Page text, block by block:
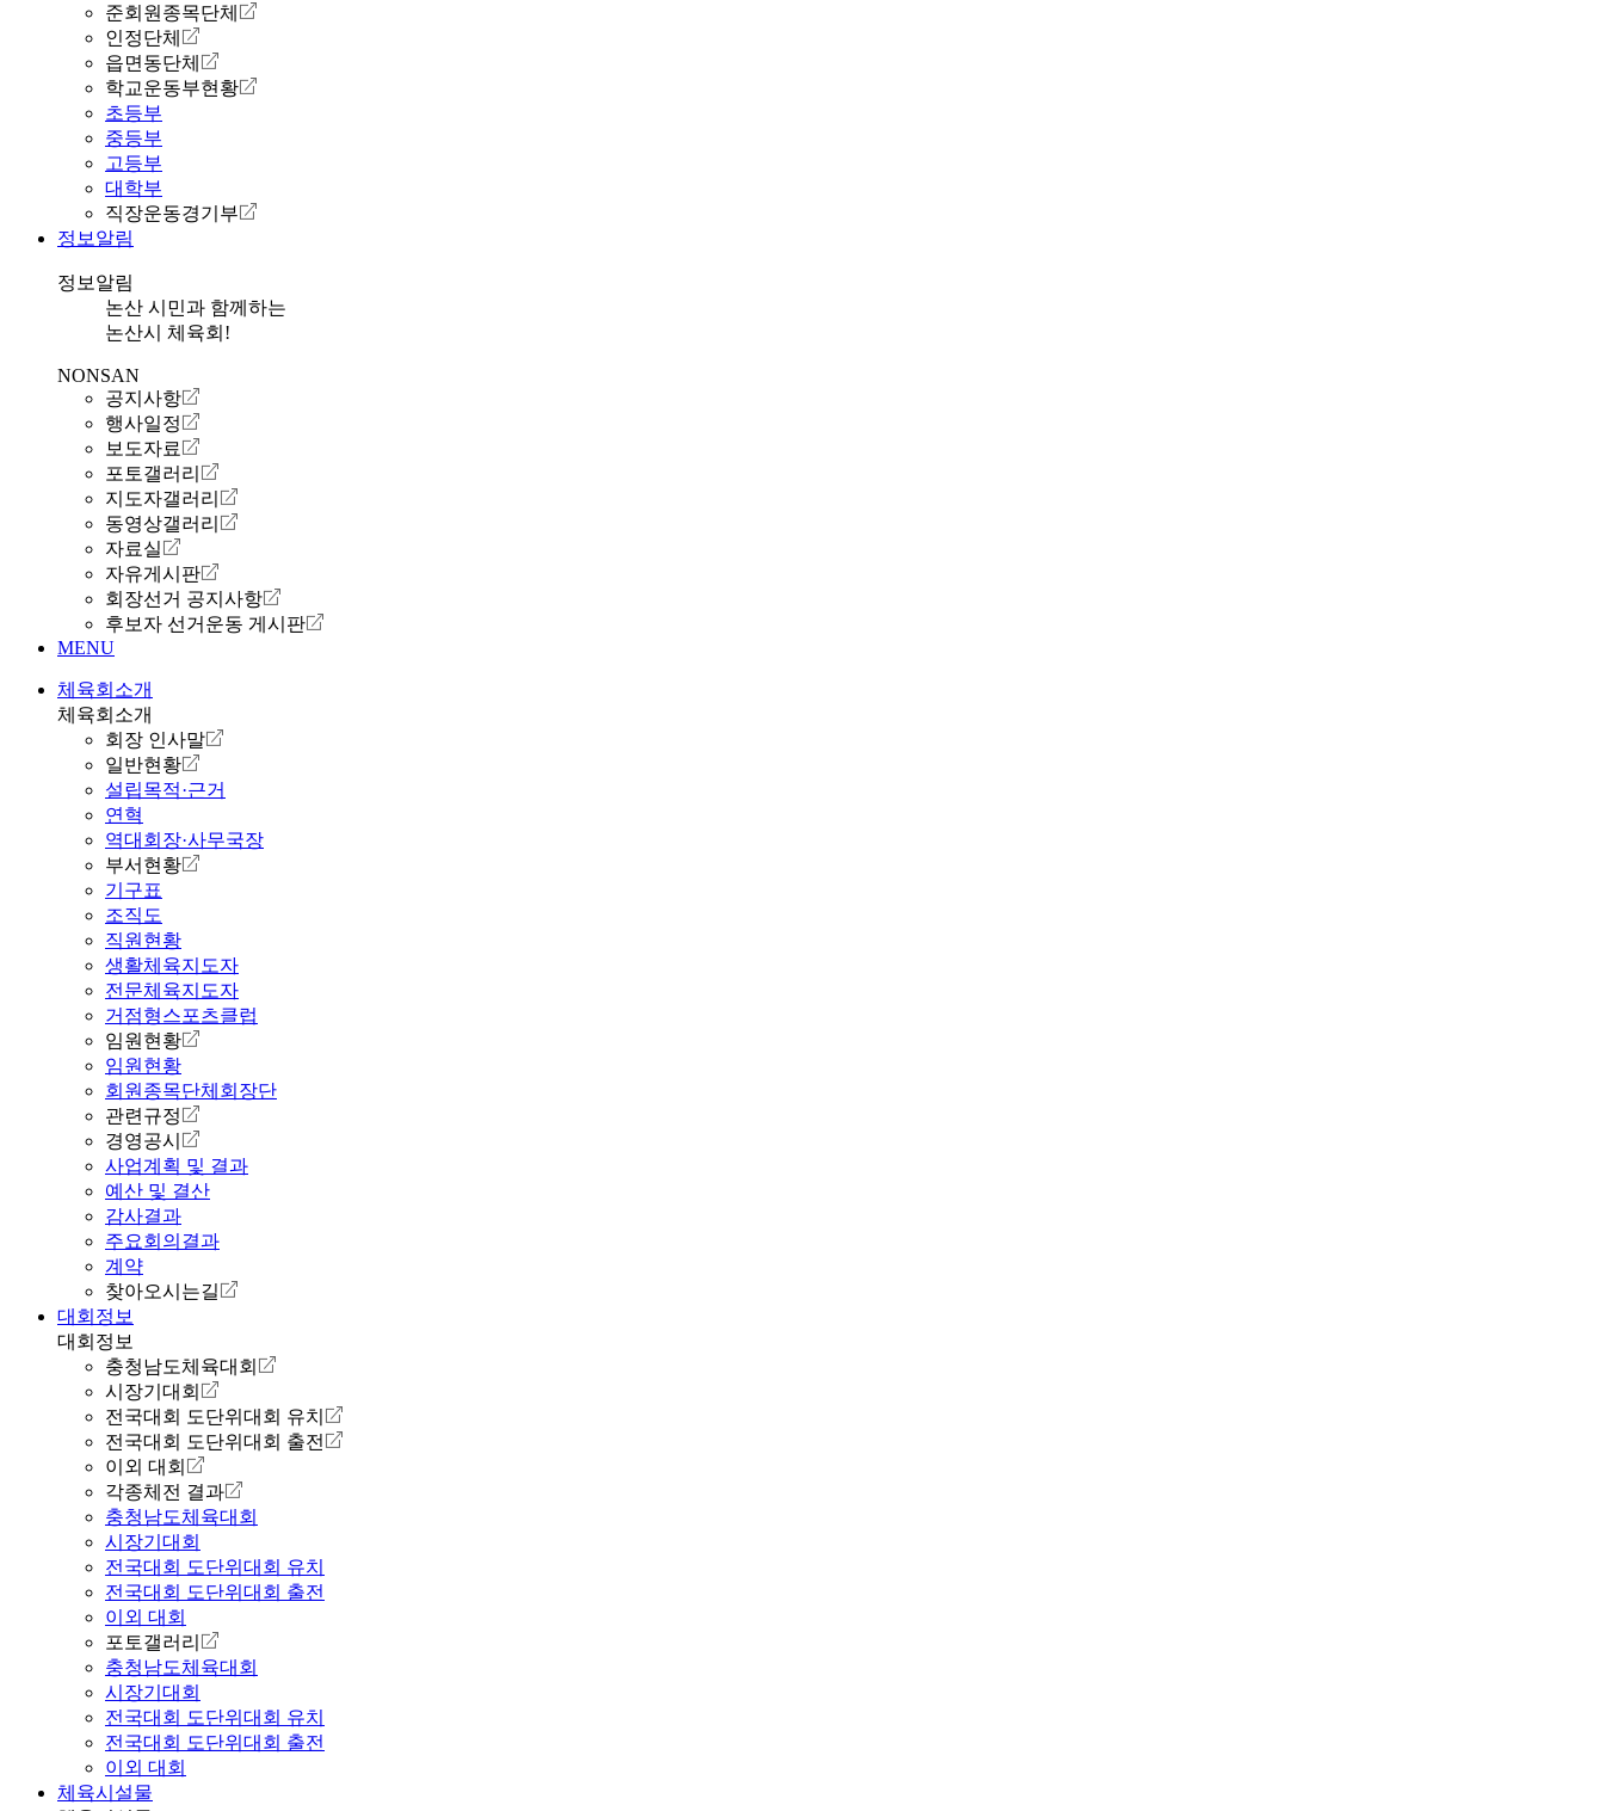
준회원종목단체
인정단체
읍면동단체
학교운동부현황
초등부
중등부
고등부
대학부
직장운동경기부
정보알림
정보알림
논산 시민과 함께하는
논산시 체육회!
NONSAN
공지사항
행사일정
보도자료
포토갤러리
지도자갤러리
동영상갤러리
자료실
자유게시판
회장선거 공지사항
후보자 선거운동 게시판
MENU
체육회소개
체육회소개
회장 인사말
일반현황
설립목적·근거
연혁
역대회장·사무국장
부서현황
기구표
조직도
직원현황
생활체육지도자
전문체육지도자
거점형스포츠클럽
임원현황
임원현황
회원종목단체회장단
관련규정
경영공시
사업계획 및 결과
예산 및 결산
감사결과
주요회의결과
계약
찾아오시는길
대회정보
대회정보
충청남도체육대회
시장기대회
전국대회 도단위대회 유치
전국대회 도단위대회 출전
이외 대회
각종체전 결과
충청남도체육대회
시장기대회
전국대회 도단위대회 유치
전국대회 도단위대회 출전
이외 대회
포토갤러리
충청남도체육대회
시장기대회
전국대회 도단위대회 유치
전국대회 도단위대회 출전
이외 대회
체육시설물